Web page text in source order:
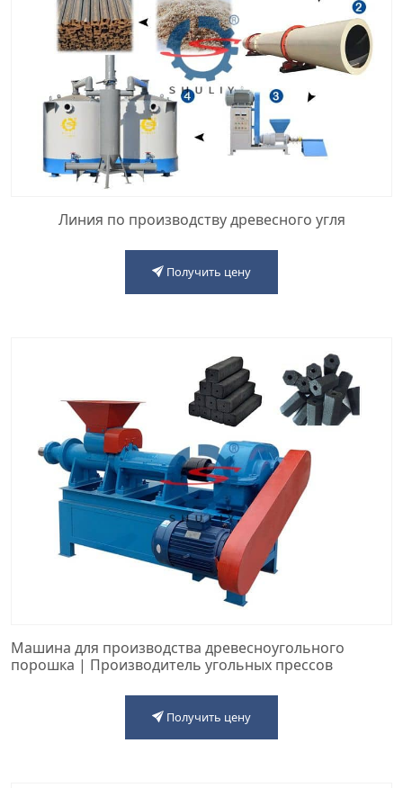
Линия по производству древесного угля
Получить цену
Машина для производства древесноугольного
порошка | Производитель угольных прессов
Получить цену